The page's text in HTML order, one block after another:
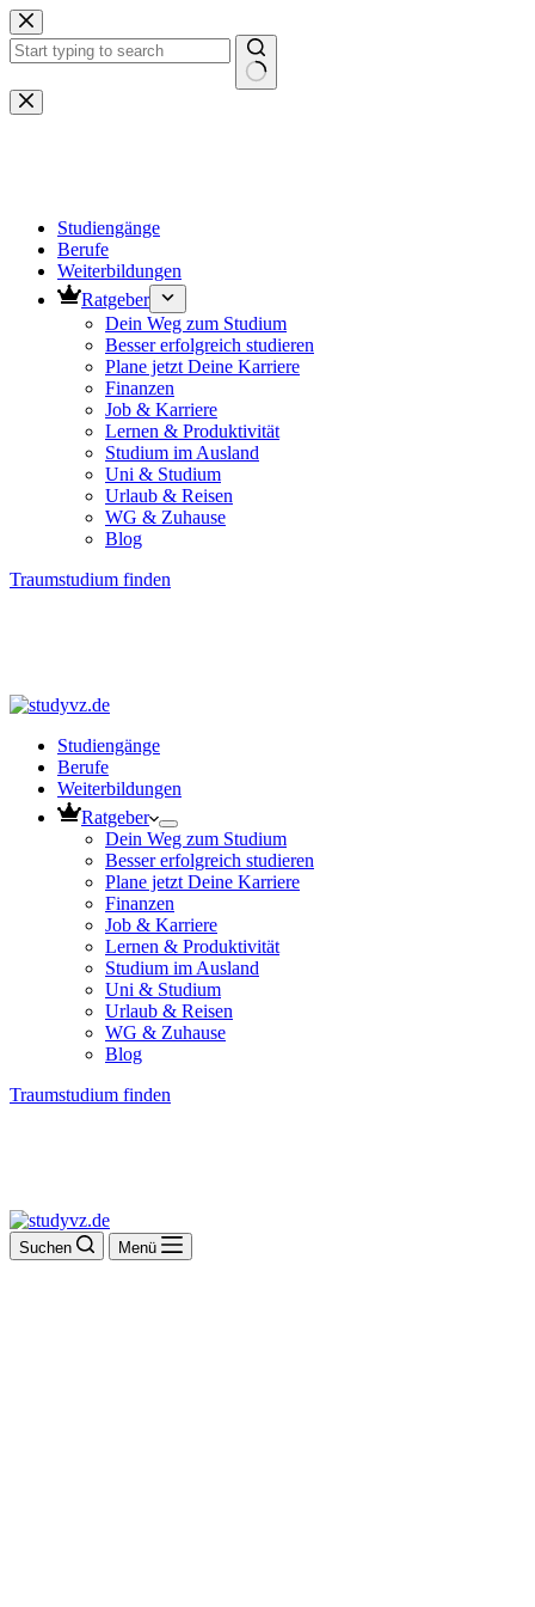
Zum
Inhalt
springen
Keine
Ergebnisse
Studiengänge
Berufe
Weiterbildungen
Ratgeber
Dein Weg zum Studium
Besser erfolgreich studieren
Plane jetzt Deine Karriere
Finanzen
Job & Karriere
Lernen & Produktivität
Studium im Ausland
Uni & Studium
Urlaub & Reisen
WG & Zuhause
Blog
Traumstudium finden
Studiengänge
Berufe
Weiterbildungen
Ratgeber
Dein Weg zum Studium
Besser erfolgreich studieren
Plane jetzt Deine Karriere
Finanzen
Job & Karriere
Lernen & Produktivität
Studium im Ausland
Uni & Studium
Urlaub & Reisen
WG & Zuhause
Blog
Traumstudium finden
Suchen Menü